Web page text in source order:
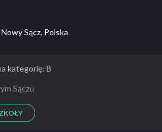
Sącz, Polska
kategorię: B
Sączu